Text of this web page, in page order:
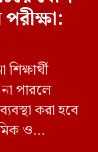
পারলে
করা হবে
ও